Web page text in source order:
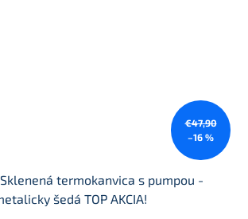
€47,90
–16 %
termokanvica s pumpou -
šedá TOP AKCIA!